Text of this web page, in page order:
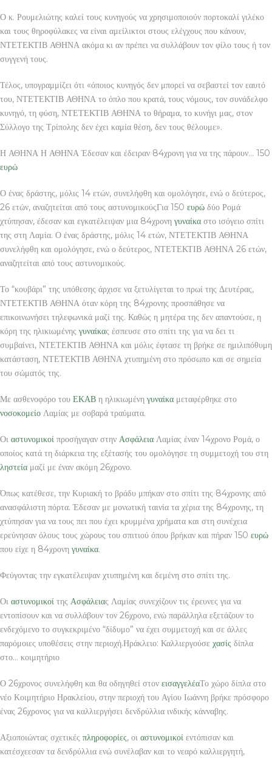
Ο κ. Ρουμελιώτης καλεί τους κυνηγούς να χρησιμοποιούν πορτοκαλί γιλέκο
και τους θηροφύλακες να είναι αμείλικτοι στους ελέγχους που κάνουν,
ΝΤΕΤΕΚΤΙΒ ΑΘΗΝΑ ακόμα κι αν πρέπει να συλλάβουν τον φίλο τους ή τον
συγγενή τους.
Τέλος, υπογραμμίζει ότι «όποιος κυνηγός δεν μπορεί να σεβαστεί τον εαυτό
του, ΝΤΕΤΕΚΤΙΒ ΑΘΗΝΑ το όπλο που κρατά, τους νόμους, τον συνάδελφο
κυνηγό, τη φύση, ΝΤΕΤΕΚΤΙΒ ΑΘΗΝΑ το θήραμα, το κυνήγι μας, στον
Σύλλογο της Τρίπολης δεν έχει καμία θέση, δεν τους θέλουμε».
Η ΑΘΗΝΑ Η ΑΘΗΝΑ Έδεσαν και έδειραν 84χρονη για να της πάρουν… 150
ευρώ
Ο ένας δράστης, μόλις 14 ετών, συνελήφθη και ομολόγησε, ενώ ο δεύτερος,
26 ετών, αναζητείται από τους αστυνομικούςΓια 150 ευρώ δύο Ρομά
χτύπησαν, έδεσαν και εγκατέλειψαν μια 84χρονη γυναίκα στο ισόγειο σπίτι
της στη Λαμία. Ο ένας δράστης, μόλις 14 ετών, ΝΤΕΤΕΚΤΙΒ ΑΘΗΝΑ
συνελήφθη και ομολόγησε, ενώ ο δεύτερος, ΝΤΕΤΕΚΤΙΒ ΑΘΗΝΑ 26 ετών,
αναζητείται από τους αστυνομικούς.
Το “κουβάρι” της υπόθεσης άρχισε να ξετυλίγεται το πρωί της Δευτέρας,
ΝΤΕΤΕΚΤΙΒ ΑΘΗΝΑ όταν κόρη της 84χρονης προσπάθησε να
επικοινωνήσει τηλεφωνικά μαζί της. Καθώς η μητέρα της δεν απαντούσε, η
κόρη της ηλικιωμένης γυναίκας έσπευσε στο σπίτι της για να δει τι
συμβαίνει, ΝΤΕΤΕΚΤΙΒ ΑΘΗΝΑ και μόλις έφτασε τη βρήκε σε ημιλιπόθυμη
κατάσταση, ΝΤΕΤΕΚΤΙΒ ΑΘΗΝΑ χτυπημένη στο πρόσωπο και σε σημεία
του σώματός της.
Με ασθενοφόρο του ΕΚΑΒ η ηλικιωμένη γυναίκα μεταφέρθηκε στο
νοσοκομείο Λαμίας με σοβαρά τραύματα.
Οι αστυνομικοί προσήγαγαν στην Ασφάλεια Λαμίας έναν 14χρονο Ρομά, ο
οποίος κατά τη διάρκεια της εξέτασής του ομολόγησε τη συμμετοχή του στη
ληστεία μαζί με έναν ακόμη 26χρονο.
Όπως κατέθεσε, την Κυριακή το βράδυ μπήκαν στο σπίτι της 84χρονης από
ανασφάλιστη πόρτα. Έδεσαν με μονωτική ταινία τα χέρια της 84χρονης, τη
χτύπησαν για να τους πει που έχει κρυμμένα χρήματα και στη συνέχεια
ερεύνησαν όλους τους χώρους του σπιτιού όπου βρήκαν και πήραν 150 ευρώ
που είχε η 84χρονη γυναίκα.
Φεύγοντας την εγκατέλειψαν χτυπημένη και δεμένη στο σπίτι της.
Οι αστυνομικοί της Ασφάλειας Λαμίας συνεχίζουν τις έρευνες για να
εντοπίσουν και να συλλάβουν τον 26χρονο, ενώ παράλληλα εξετάζουν το
ενδεχόμενο το συγκεκριμένο “δίδυμο” να έχει συμμετοχή και σε άλλες
παρόμοιες υποθέσεις στην περιοχή.Ηράκλειο: Καλλιεργούσε χασίς δίπλα
στο… κοιμητήριο
Ο 26χρονος συνελήφθη και θα οδηγηθεί στον εισαγγελέαΤο χώρο δίπλα στο
νέο Κοιμητήριο Ηρακλείου, στην περιοχή του Αγίου Ιωάννη βρήκε πρόσφορο
ένας 26χρονος για να καλλιεργήσει δενδρύλλια ινδικής κάνναβης.
Αξιοποιώντας σχετικές πληροφορίες, οι αστυνομικοί εντόπισαν και
κατέσχεεσαν τα δενδρύλλια ενώ συνέλαβαν και το νεαρό καλλιεργητή,